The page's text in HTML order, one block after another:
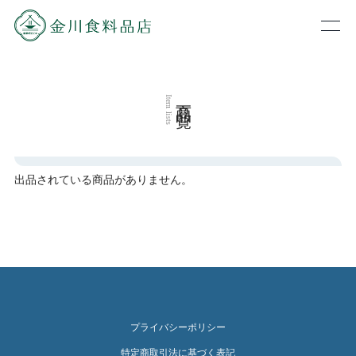
Item lists
出品されている商品がありません。
プライバシーポリシー
特定商取引法に基づく表記